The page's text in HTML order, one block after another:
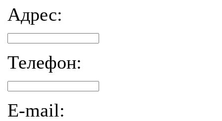
Адрес:
Телефон:
E-mail: